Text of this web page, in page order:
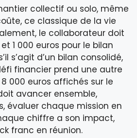
collectif ou solo, même
ce classique de la vie
le collaborateur doit
1 000 euros pour le bilan
s’agit d’un bilan consolidé,
financier prend une autre
000 euros affichés sur le
avancer ensemble,
évaluer chaque mission en
chiffre a son impact,
franc en réunion.